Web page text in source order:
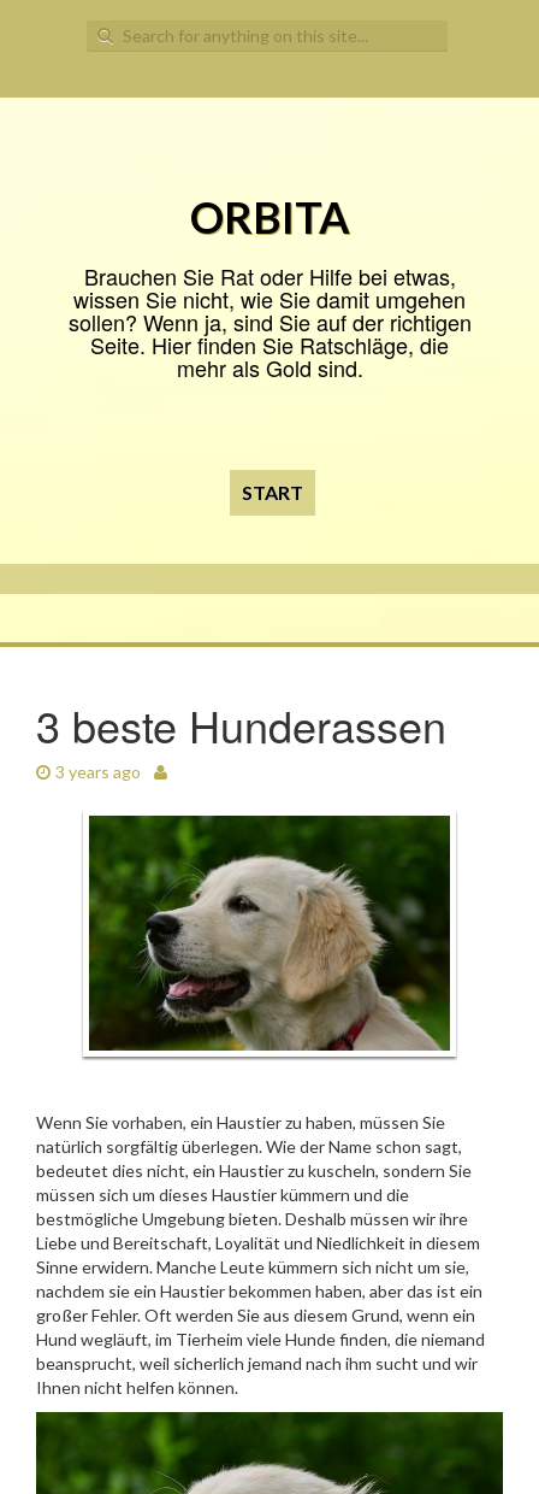
Search
for:
ORBITA
Brauchen Sie Rat oder Hilfe bei etwas,
wissen Sie nicht, wie Sie damit umgehen
sollen? Wenn ja, sind Sie auf der richtigen
Seite. Hier finden Sie Ratschläge, die
mehr als Gold sind.
START
3 beste Hunderassen
3 years ago
Wenn Sie vorhaben, ein Haustier zu haben, müssen Sie
natürlich sorgfältig überlegen. Wie der Name schon sagt,
bedeutet dies nicht, ein Haustier zu kuscheln, sondern Sie
müssen sich um dieses Haustier kümmern und die
bestmögliche Umgebung bieten. Deshalb müssen wir ihre
Liebe und Bereitschaft, Loyalität und Niedlichkeit in diesem
Sinne erwidern. Manche Leute kümmern sich nicht um sie,
nachdem sie ein Haustier bekommen haben, aber das ist ein
großer Fehler. Oft werden Sie aus diesem Grund, wenn ein
Hund wegläuft, im Tierheim viele Hunde finden, die niemand
beansprucht, weil sicherlich jemand nach ihm sucht und wir
Ihnen nicht helfen können.